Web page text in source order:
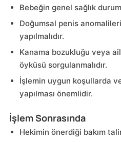
Bebeğin genel sağlık
Doğumsal penis
yapılmalıdır.
Kanama bozukluğu veya
öyküsü sorgulanmalıdır.
İşlemin uygun koşullarda
yapılması önemlidir.
İşlem Sonrasında
Hekimin önerdiği bakım